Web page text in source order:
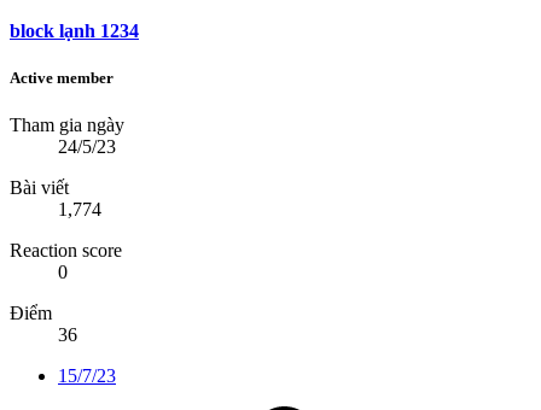
block lạnh 1234
Active member
Tham gia ngày
24/5/23
Bài viết
1,774
Reaction score
0
Điểm
36
15/7/23